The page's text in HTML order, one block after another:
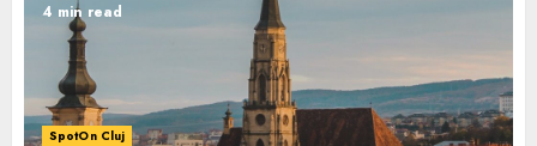
4 min read
SpotOn Cluj